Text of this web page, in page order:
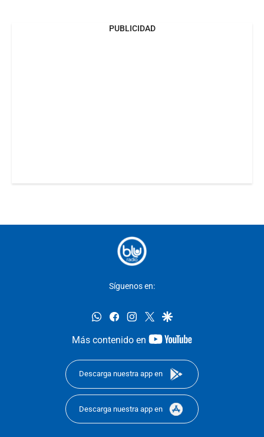
PUBLICIDAD
Síguenos en:
whatsappfacebookinstagram
twittergoogle
Más contenido en
youtube-
Descarga nuestra app en
Descarga nuestra app en